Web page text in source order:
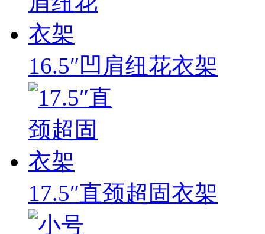
16.5″凹肩纽花衣架
17.5″直颈超固衣架